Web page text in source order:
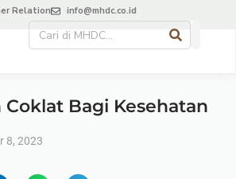
Relation info@mhdc.co.id
Coklat Bagi Kesehatan
8, 2023